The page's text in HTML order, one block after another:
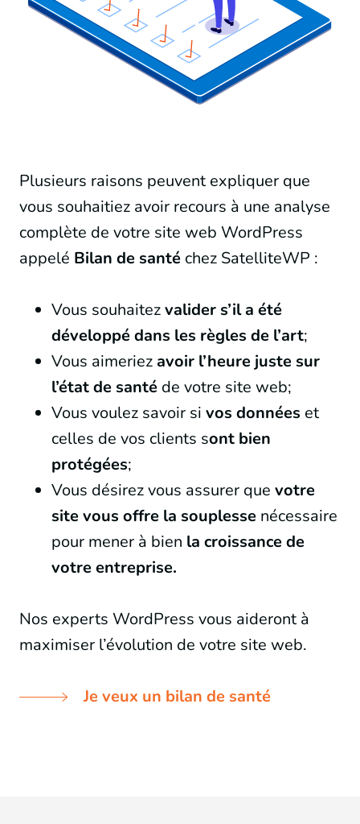
Plusieurs raisons peuvent expliquer que
vous souhaitiez avoir recours à une analyse
complète de votre site web WordPress
appelé Bilan de santé chez SatelliteWP :
Vous souhaitezvalider s’il a été
développé dans les règles de l’art;
Vous aimeriez avoir l’heure juste sur
l’état de santé de votre site web;
Vous voulez savoir si vos données et
celles de vos clients sont bien
protégées;
Vous désirez vous assurer que votre
site vous offre la souplesse nécessaire
pour mener à bien la croissance de
votre entreprise.
Nos experts WordPress vous aideront à
maximiser l’évolution de votre site web.
Je veux un bilan de santé